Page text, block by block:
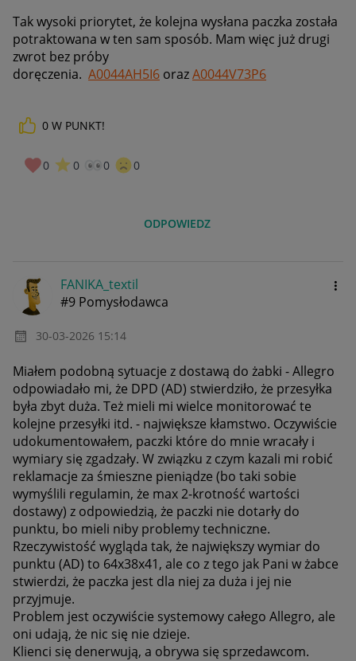
Tak wysoki priorytet, że kolejna wysłana paczka została
potraktowana w ten sam sposób. Mam więc już drugi
zwrot bez próby
doręczenia. A0044AH5I6 orazA0044V73P6
0 W PUNKT!
0 0 0 0
ODPOWIEDZ
FANIKA_textil
#9 Pomysłodawca
‎30-03-2026 15:14
Miałem podobną sytuacje z dostawą do żabki - Allegro
odpowiadało mi, że DPD (AD) stwierdziło, że przesyłka
była zbyt duża. Też mieli mi wielce monitorować te
kolejne przesyłki itd. - największe kłamstwo. Oczywiście
udokumentowałem, paczki które do mnie wracały i
wymiary się zgadzały. W związku z czym kazali mi robić
reklamacje za śmieszne pieniądze (bo taki sobie
wymyślili regulamin, że max 2-krotność wartości
dostawy) z odpowiedzią, że paczki nie dotarły do
punktu, bo mieli niby problemy techniczne.
Rzeczywistość wygląda tak, że największy wymiar do
punktu (AD) to 64x38x41, ale co z tego jak Pani w żabce
stwierdzi, że paczka jest dla niej za duża i jej nie
przyjmuje.
Problem jest oczywiście systemowy całego Allegro, ale
oni udają, że nic się nie dzieje.
Klienci się denerwują, a obrywa się sprzedawcom.